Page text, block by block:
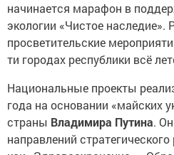
начинается марафон в
экологии «Чистое наследие».
просветительские
ти городах республики всё
Национальные проекты
года на основании «майских
страны Владимира Путина.
направлений